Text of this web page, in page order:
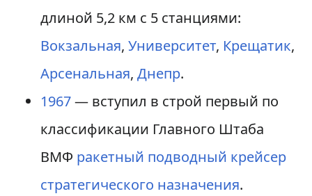
длиной 5,2 км с 5 станциями:
Вокзальная, Университет, Крещатик,
Арсенальная, Днепр.
1967— вступил в строй первый по
классификации Главного Штаба
ВМФ ракетный подводный крейсер
стратегического назначения.